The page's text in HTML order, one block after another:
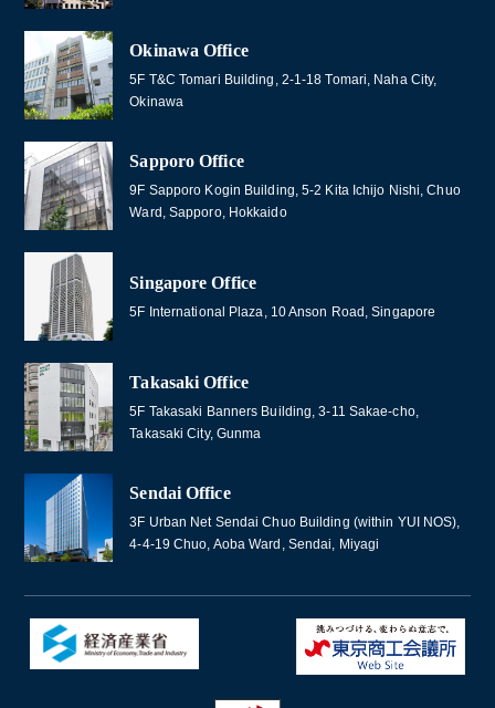
Okinawa Office
5F T&C Tomari Building, 2-1-18 Tomari, Naha City,
Okinawa
Sapporo Office
9F Sapporo Kogin Building, 5-2 Kita Ichijo Nishi, Chuo
Ward, Sapporo, Hokkaido
Singapore Office
5F International Plaza, 10 Anson Road, Singapore
Takasaki Office
5F Takasaki Banners Building, 3-11 Sakae-cho,
Takasaki City, Gunma
Sendai Office
3F Urban Net Sendai Chuo Building (within YUI NOS),
4-4-19 Chuo, Aoba Ward, Sendai, Miyagi